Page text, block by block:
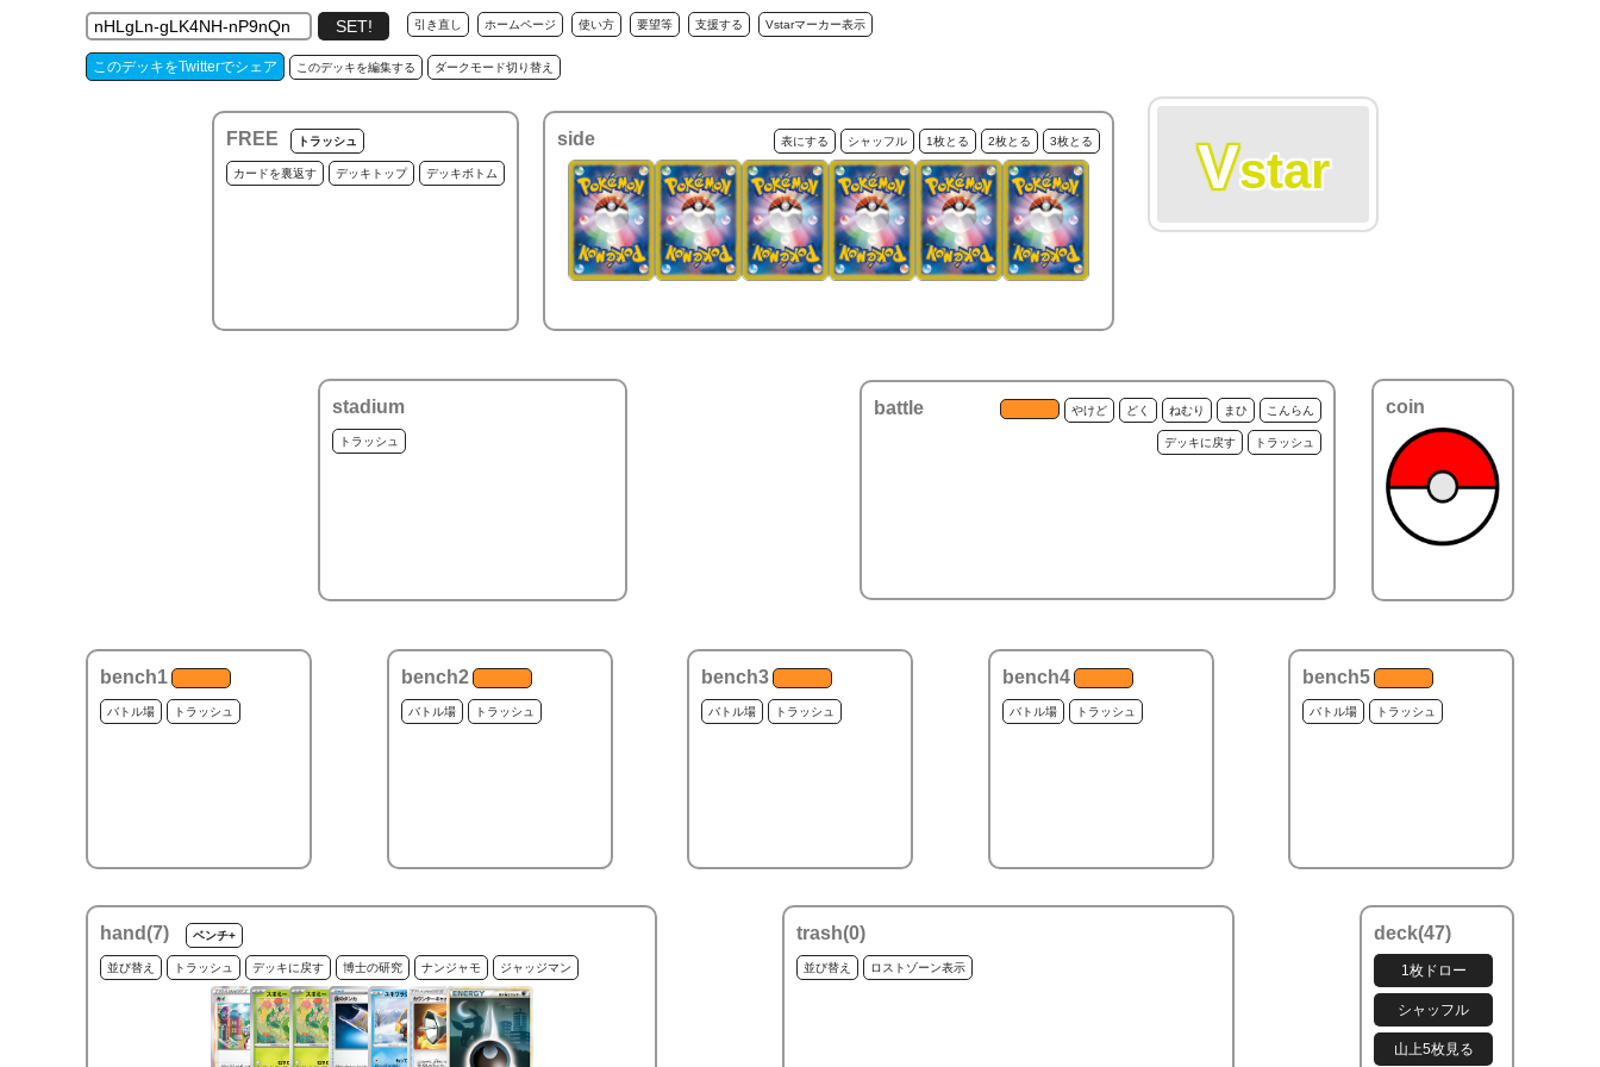
引き直し ホームページ 使い方 要望等 支援する Vstarマーカー表示
このデッキをTwitterでシェア このデッキを編集する ダークモード切り替え
FREE トラッシュ
カードを裏返す デッキトップ デッキボトム
side 表にする シャッフル 1枚とる 2枚とる 3枚とる Vstar
stadium
トラッシュ
battle やけど どく ねむり まひ こんらん
デッキに戻す トラッシュ
coin
bench1
バトル場 トラッシュ
bench2
バトル場 トラッシュ
bench3
バトル場 トラッシュ
bench4
バトル場 トラッシュ
bench5
バトル場 トラッシュ
hand(7) ベンチ+
並び替え トラッシュ デッキに戻す 博士の研究 ナンジャモ ジャッジマン
trash(0)
並び替え ロストゾーン表示
deck(47)